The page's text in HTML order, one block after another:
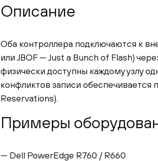
Описание
Оба контроллера подключаются к
или JBOF — Just a Bunch of Flash)
физически доступны каждому узлу
конфликтов записи
Reservations).
Примеры
— Dell PowerEdge R760 / R660